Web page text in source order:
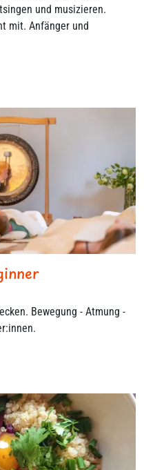
und musizieren.
mit. Anfänger und
Bewegung - Atmung -